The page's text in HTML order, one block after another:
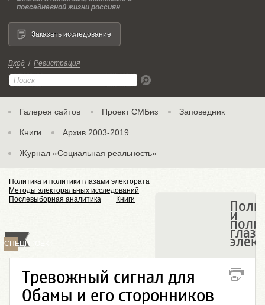
повседневной жизни россиян
Вход / Регистрация
Галерея сайтов Проект СМБиз Заповедник
Книги Архив 2003-2019
Журнал «Социальная реальность»
Заказать исследование
Политика и политики глазами электората
Методы электоральных исследований
Послевыборная аналитика
Книги
и
СПЕЦПРОЕКТ
Тревожный сигнал для
Обамы и его сторонников